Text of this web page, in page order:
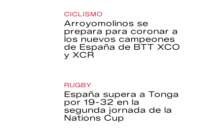
CICLISMO
Arroyomolinos se
prepara para coronar a
los nuevos campeones
de España de BTT XCO
y XCR
RUGBY
España supera a Tonga
por 19-32 en la
segunda jornada de la
Nations Cup